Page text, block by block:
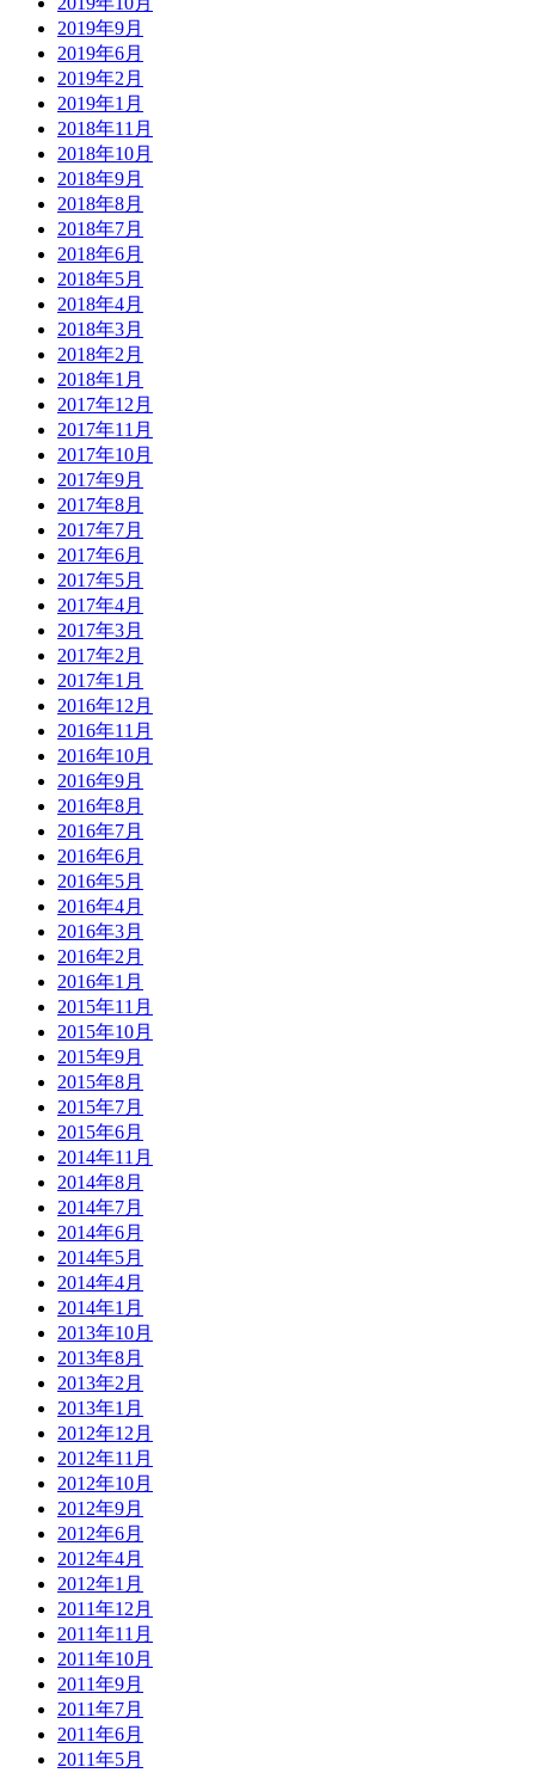
2019年9月
2019年6月
2019年2月
2019年1月
2018年11月
2018年10月
2018年9月
2018年8月
2018年7月
2018年6月
2018年5月
2018年4月
2018年3月
2018年2月
2018年1月
2017年12月
2017年11月
2017年10月
2017年9月
2017年8月
2017年7月
2017年6月
2017年5月
2017年4月
2017年3月
2017年2月
2017年1月
2016年12月
2016年11月
2016年10月
2016年9月
2016年8月
2016年7月
2016年6月
2016年5月
2016年4月
2016年3月
2016年2月
2016年1月
2015年11月
2015年10月
2015年9月
2015年8月
2015年7月
2015年6月
2014年11月
2014年8月
2014年7月
2014年6月
2014年5月
2014年4月
2014年1月
2013年10月
2013年8月
2013年2月
2013年1月
2012年12月
2012年11月
2012年10月
2012年9月
2012年6月
2012年4月
2012年1月
2011年12月
2011年11月
2011年10月
2011年9月
2011年7月
2011年6月
2011年5月